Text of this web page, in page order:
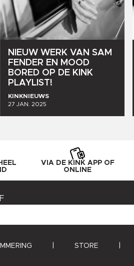
NIEUW WERK VAN SAM
FENDER EN
MOOD
BORED OP DE KINK
PLAYLIST!
KINKNIEUWS
27 JAN. 2025
VIA DE KINK APP OF
ONLINE
STORE